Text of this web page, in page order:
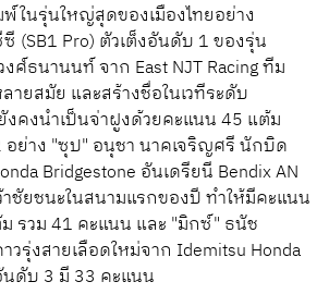
นรุ่นใหญ่สุดของเมืองไทยอย่าง
(SB1 Pro) ตัวเต็งอันดับ 1 ของรุ่น
ธนานนท์ จาก East NJT Racing ทีม
ายสมัย และสร้างชื่อในเวทีระดับ
งคงนำเป็นจ่าฝูงด้วยคะแนน 45 แต้ม
ย่าง "ซุป" อนุชา นาคเจริญศรี นักบิด
Bridgestone อันเดรียนี Bendix AN
ชัยชนะในสนามแรกของปี ทำให้มีคะแนน
รวม 41 คะแนน และ "มิกซ์" ธนัช
รุ่งสายเลือดใหม่จาก Idemitsu Honda
ดับ 3 มี 33 คะแนน